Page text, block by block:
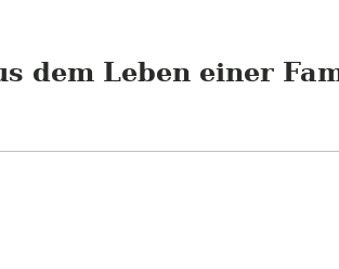
dem Leben einer